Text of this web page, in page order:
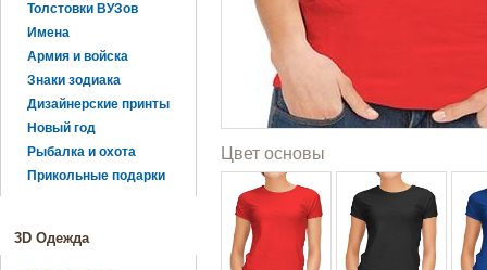
Толстовки ВУЗов
Имена
Армия и войска
Знаки зодиака
Дизайнерские принты
Новый год
Рыбалка и охота
Прикольные подарки
3D Одежда
Цвет основы